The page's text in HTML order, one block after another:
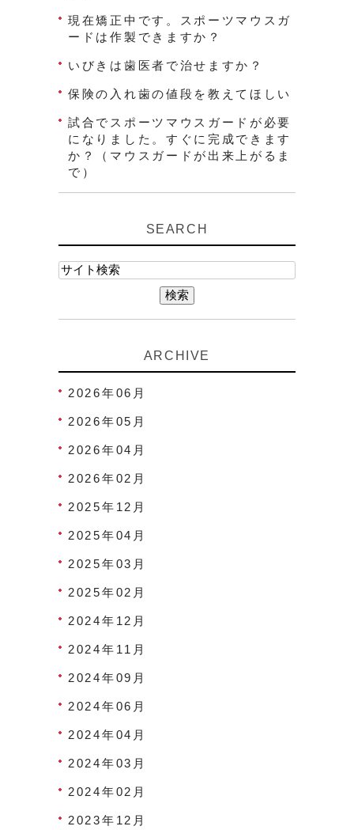
現在矯正中です。スポーツマウスガ
ードは作製できますか？
いびきは歯医者で治せますか？
保険の入れ歯の値段を教えてほしい
試合でスポーツマウスガードが必要
になりました。すぐに完成できます
か？（マウスガードが出来上がるま
で）
SEARCH
ARCHIVE
2026年06月
2026年05月
2026年04月
2026年02月
2025年12月
2025年04月
2025年03月
2025年02月
2024年12月
2024年11月
2024年09月
2024年06月
2024年04月
2024年03月
2024年02月
2023年12月